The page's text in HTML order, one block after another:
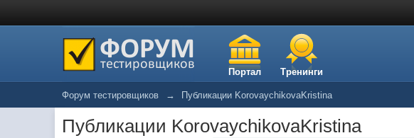
Портал Тренинги
Форум тестировщиков → Публикации KorovaychikovaKristina
Публикации KorovaychikovaKristina